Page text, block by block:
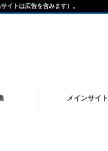
メインサイト
イトは広告を含みます）。